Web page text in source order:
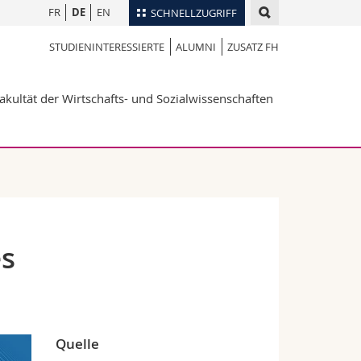
SCHNELLZUGRIFF
Personenverzeichnis
Bibliotheken
Vorlesungsverzeichnis
FR DE EN
STUDIENINTERESSIERTE ALUMNI ZUSATZ FH
der Wirtschafts- und Sozialwissenschaften
Quelle